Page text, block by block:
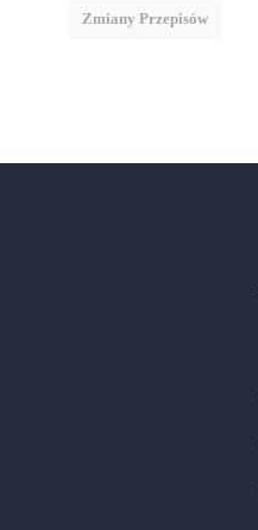
Zmiany Przepisów